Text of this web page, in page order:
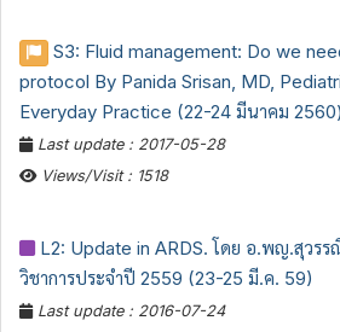
S3: Fluid management: Do we
protocol By Panida Srisan, MD,
Everyday Practice (22-24 มีนาคม 2560)
Last update : 2017-05-28
Views/Visit : 1518
L2: Update in ARDS. โดย อ.พญ.สุวรร
วิชาการประจำปี 2559 (23-25 มี.ค. 59)
Last update : 2016-07-24